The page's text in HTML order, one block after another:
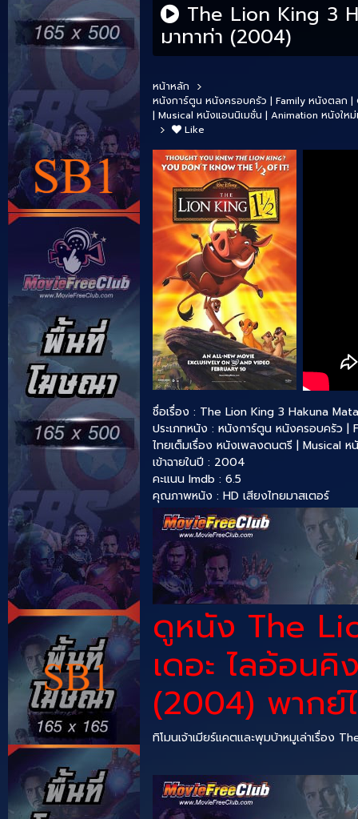
The Lion King 3
มาทาท่า (2004)
หน้าหลัก
หนังการ์ตูน หนังครอบครัว | Family หนังตลก |
| Musical หนังแอนนิเมชั่น | Animation หนังให
Like
ชื่อเรื่อง : The Lion King 3 Hakuna
ประเภทหนัง : หนังการ์ตูน หนังครอบครัว |
ไทยเต็มเรื่อง หนังเพลงดนตรี | Musical ห
เข้าฉายในปี : 2004
คะแนน Imdb : 6.5
คุณภาพหนัง : HD เสียงไทยมาสเตอร์
ดูหนัง The
เดอะ ไลอ้อน
(2004) พากย์
ทิโมนเจ้าเมียร์แคตและพุมบ้าหมูเล่าเรื่อง